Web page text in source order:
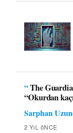
“The
“Okurdan
Sarphan
2 YıL öNCE